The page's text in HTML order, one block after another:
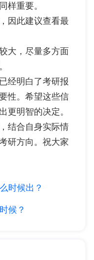
样重要。
因此建议查看最
大，尽量多方面
经明白了考研报
性。希望这些信
更明智的决定。
结合自身实际情
研方向。祝大家
时候出？
候？